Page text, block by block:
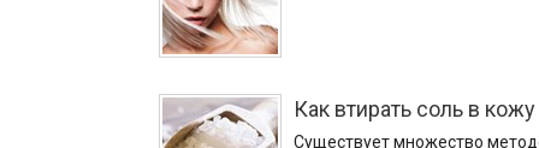
Как втирать соль в
Существует множество